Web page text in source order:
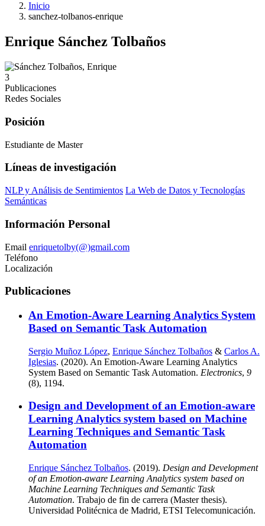
Inicio
sanchez-tolbanos-enrique
Enrique Sánchez Tolbaños
3
Publicaciones
Redes Sociales
Posición
Estudiante de Master
Líneas de investigación
NLP y Análisis de Sentimientos La Web de Datos y Tecnologías
Semánticas
Información Personal
Email enriquetolby(@)gmail.com
Teléfono
Localización
Publicaciones
An Emotion-Aware Learning Analytics System
Based on Semantic Task Automation
Sergio Muñoz López, Enrique Sánchez Tolbaños & Carlos A.
Iglesias. (2020). An Emotion-Aware Learning Analytics
System Based on Semantic Task Automation. Electronics, 9
(8), 1194.
Design and Development of an Emotion-aware
Learning Analytics system based on Machine
Learning Techniques and Semantic Task
Automation
Enrique Sánchez Tolbaños. (2019). Design and Development
of an Emotion-aware Learning Analytics system based on
Machine Learning Techniques and Semantic Task
Automation. Trabajo de fin de carrera (Master thesis).
Universidad Politécnica de Madrid, ETSI Telecomunicación.